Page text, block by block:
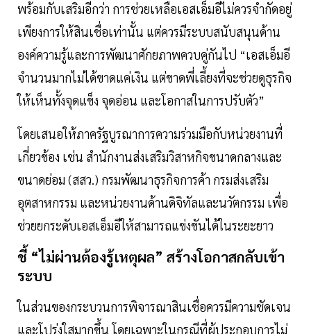
พร้อมกับเสริมอีกว่า การช่วยเหลือเอสเอ็มอีไม่ควรจำกัดอยู่
เพียงการให้สินเชื่อเท่านั้น แต่ควรมีระบบสนับสนุนด้าน
องค์ความรู้และการพัฒนาศักยภาพควบคู่กันไป “เอสเอ็มอี
จำนวนมากไม่ได้ขาดแค่เงิน แต่ขาดพี่เลี้ยงที่จะช่วยดูธุรกิจ
ให้เห็นทั้งจุดแข็ง จุดอ่อน และโอกาสในการปรับตัว”
โดยเสนอให้ภาครัฐบูรณาการความร่วมมือกับหน่วยงานที่
เกี่ยวข้อง เช่น สำนักงานส่งเสริมวิสาหกิจขนาดกลางและ
ขนาดย่อม (สสว.) กรมพัฒนาธุรกิจการค้า กรมส่งเสริม
อุตสาหกรรม และหน่วยงานด้านดิจิทัลและนวัตกรรม เพื่อ
ช่วยยกระดับเอสเอ็มอีให้สามารถแข่งขันได้ในระยะยาว
ชี้ “ไม่ผ่านต้องรู้เหตุผล” สร้างโอกาสกลับเข้า
ระบบ
ในส่วนของกระบวนการพิจารณาสินเชื่อควรมีความชัดเจน
และโปร่งใสมากขึ้น โดยเฉพาะในกรณีที่ผู้ประกอบการไม่